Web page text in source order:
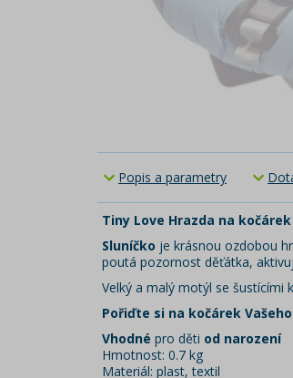
Popis a parametry
Tiny Love Hrazda na kočárek
Sluníčko je krásnou ozdobou
poutá pozornost děťátka,
Velký a malý motýl se šustícími
Pořiďte si na kočárek
Vhodné pro děti od narození
Hmotnost: 0.7 kg
Materiál: plast, textil